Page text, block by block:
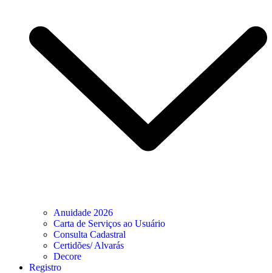
Anuidade 2026
Carta de Serviços ao Usuário
Consulta Cadastral
Certidões/ Alvarás
Decore
Registro